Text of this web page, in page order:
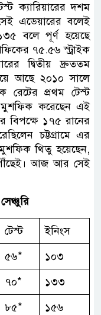
ক্যারিয়ারের দশম
এডেয়ারের বলেই
বলে পূর্ণ হয়েছে
৭৫.৫৬ স্ট্রাইক
দ্বিতীয় দ্রুততম
আছে ২০১০ সালে
রেটের প্রথম টেস্ট
মুশফিক করেছেন এই
বিপক্ষে ১৭৫ রানের
চট্টগ্রামে এর
থিতু হয়েছেন,
আজ আর সেই
টেস্ট
ইনিংস
৫৬*
১০৩
৭০*
১৩৩
৮৫* ১৫৬